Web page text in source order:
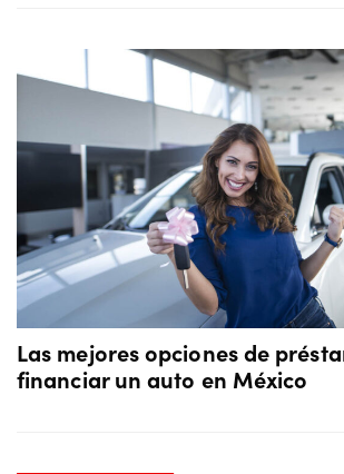
Las mejores opciones de
financiar un auto en México